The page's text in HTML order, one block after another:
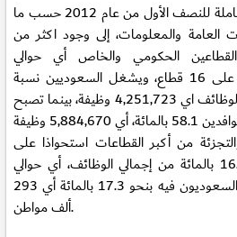
سجلت نتائج مسح القوى العاملة للنصف الأول من عام 2012 حسب ما
العامة والمعلومات، إلى وجود اكثر من
الحكومي والخاص أي حوالي
10,136,393 وظيفة، موزعة على 16 قطاع، ويشغل السعوديين نسبة
41.9 بالمائة من إجمالي هذه الوظائف اي 4,251,723 وظيفة، بينما تصبح
من أكبر القطاعات استحواذا على
الوظائف المشغولة بنسبة 16.7 بالمائة من إجمالي الوظائف، أي حوالي
1.69 مليون وظيفة، ويشكل السعوديون فيه بنحو 17.3 بالمائة أي 293
ألف مواطن.